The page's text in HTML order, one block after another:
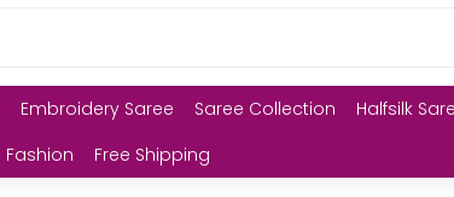
Embroidery Saree Saree Collection Halfsilk
Free Shipping